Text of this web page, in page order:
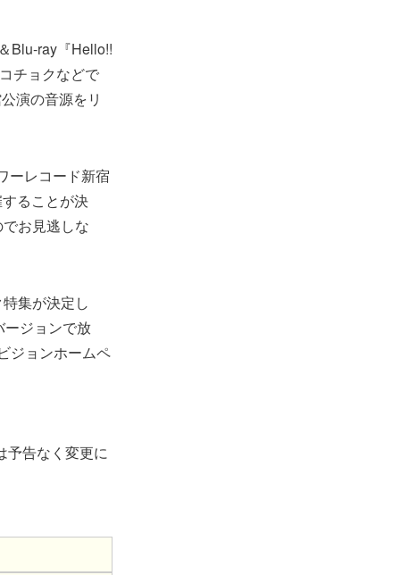
Blu-ray『Hello!!
チョクなどで
演の音源をリ
ーレコード新宿
ることが決
お見逃しな
集が決定し
ージョンで放
ジョンホームペ
予告なく変更に